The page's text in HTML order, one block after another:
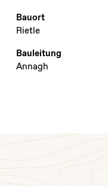
Bauort
Rietle
Bauleitung
Annagh